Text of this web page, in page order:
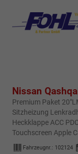
Nissan
Premium Paket
Sitzheizung
Heckklappe ACC
Touchscreen Apple
Fahrzeugnr.: 102124